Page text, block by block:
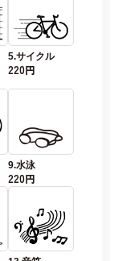
5.サイクル
220円
9.水泳
220円